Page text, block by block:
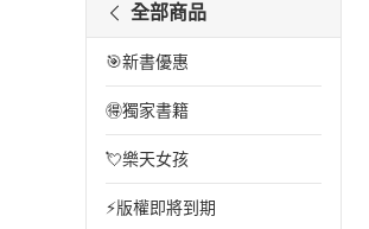
全部商品
🎯新書優惠
🉐獨家書籍
💘樂天女孩
⚡版權即將到期